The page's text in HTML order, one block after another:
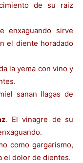
de su raiz
enxaguando sirve
el diente horadado
la yema con vino y
sanan llagas de
. El vinagre de su
como gargarismo,
el dolor de dientes.